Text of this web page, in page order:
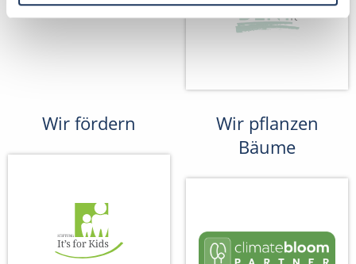
Wir fördern
Wir pflanzen
Bäume